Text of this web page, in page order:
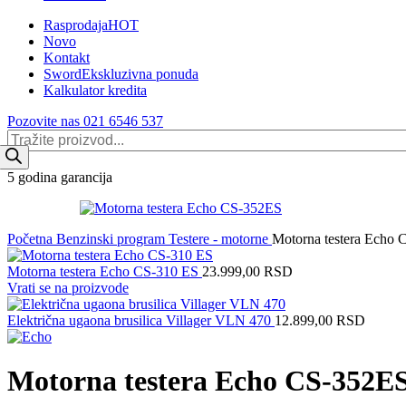
RasprodajaHOT
Novo
Kontakt
SwordEkskluzivna ponuda
Kalkulator kredita
Pozovite nas 021 6546 537
Products
search
5 godina garancija
Početna Benzinski program Testere - motorne Motorna testera Echo
Motorna testera Echo CS-310 ES 23.999,00 RSD
Vrati se na proizvode
Električna ugaona brusilica Villager VLN 470 12.899,00 RSD
Motorna testera Echo CS-